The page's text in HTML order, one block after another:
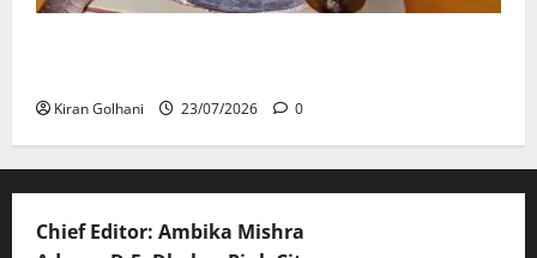
Kiran Golhani 23/07/2026 0
Chief Editor: Ambika Mishra